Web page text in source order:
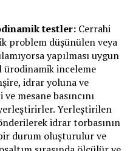
testler: Cerrahi
problem düşünülen veya
yapılması uygun
inceleme
idrar yoluna ve
mesane basıncını
Yerleştirilen
idrar torbasının
durum oluşturulur ve